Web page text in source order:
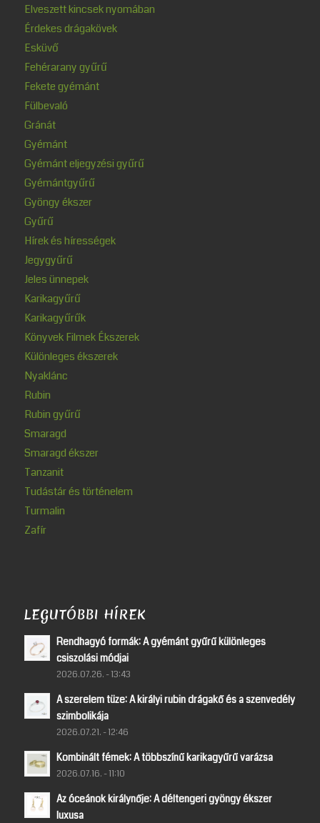
Elveszett kincsek nyomában
Érdekes drágakövek
Esküvő
Fehérarany gyűrű
Fekete gyémánt
Fülbevaló
Gránát
Gyémánt
Gyémánt eljegyzési gyűrű
Gyémántgyűrű
Gyöngy ékszer
Gyűrű
Hírek és hírességek
Jegygyűrű
Jeles ünnepek
Karikagyűrű
Karikagyűrűk
Könyvek Filmek Ékszerek
Különleges ékszerek
Nyaklánc
Rubin
Rubin gyűrű
Smaragd
Smaragd ékszer
Tanzanit
Tudástár és történelem
Turmalin
Zafír
LEGUTÓBBI HÍREK
Rendhagyó formák: A gyémánt gyűrű különleges
csiszolási módjai
2026.07.26. - 13:43
A szerelem tüze: A királyi rubin drágakő és a szenvedély
szimbolikája
2026.07.21. - 12:46
Kombinált fémek: A többszínű karikagyűrű varázsa
2026.07.16. - 11:10
Az óceánok királynője: A déltengeri gyöngy ékszer
luxusa